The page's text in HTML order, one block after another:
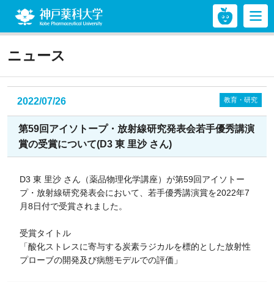
ニュース
2022/07/26 教育・研究
第59回アイソトープ・放射線研究発表会若手優秀講演
賞の受賞について(D3 東 里沙 さん)
D3 東 里沙 さん（薬品物理化学講座）が第59回アイソトー
プ・放射線研究発表会において、若手優秀講演賞を2022年7
月8日付で受賞されました。
受賞タイトル
「酸化ストレスに寄与する炭素ラジカルを標的とした放射性
プローブの開発及び病態モデルでの評価」
神戸薬科大学